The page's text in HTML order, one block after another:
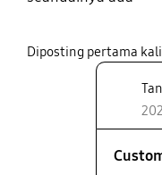
Diposting pertama